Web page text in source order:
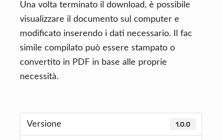
Una volta terminato il download, è possibile
visualizzare il documento sul computer e
modificato inserendo i dati necessario. Il fac
simile compilato può essere stampato o
convertito in PDF in base alle proprie
necessità.
Versione 1.0.0